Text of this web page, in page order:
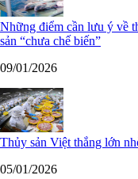
Những điểm cần lưu ý về
sản “chưa chế biến”
09/01/2026
Thủy sản Việt thắng lớn
05/01/2026